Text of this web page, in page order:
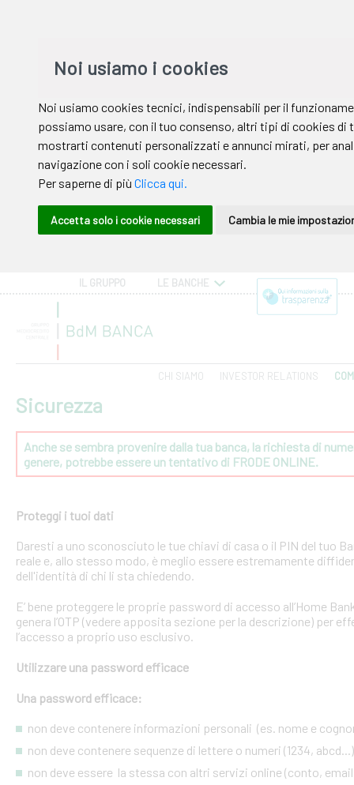
IL GRUPPO LE BANCHE
CHI SIAMO INVESTOR RELATIONS
Sicurezza
Anche se sembra provenire dalla tua banca, la richiesta di
genere, potrebbe essere un tentativo di FRODE ONLINE.
Proteggi i tuoi dati
Daresti a uno sconosciuto le tue chiavi di casa o il PIN del tuo
reale e, allo stesso modo, è meglio essere estremamente
dell'identità di chi li sta chiedendo.
E’ bene proteggere le proprie password di accesso all’Home
genera l’OTP (vedere apposita sezione per la descrizione) per
l’accesso a proprio uso esclusivo.
Utilizzare una password efficace
Una password efficace:
non deve contenere informazioni personali (es. nome e
non deve contenere sequenze di lettere o numeri (1234, abcd...)
non deve essere la stessa con altri servizi online (conto,